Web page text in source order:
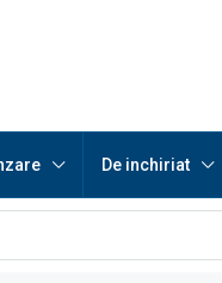
De inchiriat